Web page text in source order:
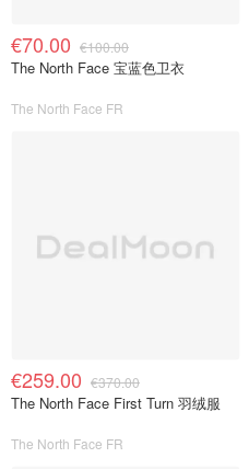
€70.00 €100.00
The North Face 宝蓝色卫衣
The North Face FR
€259.00 €370.00
The North Face First Turn 羽绒服
The North Face FR